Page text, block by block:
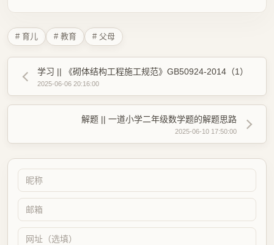
# 育儿 # 教育 # 父母
学习 || 《砌体结构工程施工规范》GB50924-2014（1）
2025-06-06 20:16:00
解题 || 一道小学二年级数学题的解题思路
2025-06-10 17:50:00